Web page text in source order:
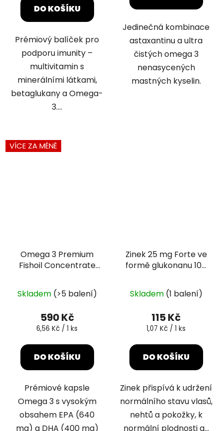
DO KOŠÍKU
Prémiový balíček pro
podporu imunity –
multivitamin s
minerálními látkami,
betaglukany a Omega-
3....
Jedinečná kombinace
astaxantinu a ultra
čistých omega 3
nenasycených
mastných kyselin.
VÍCE ZA MÉNĚ
Omega 3 Premium
Fishoil Concentrate
hodnocení
produktu
je
z
Skladem (>5 balení)
590 Kč
Měrná
6,56 Kč / 1 ks
DO KOŠÍKU
Prémiové kapsle
Omega 3 s vysokým
obsahem EPA (640
mg) a DHA (400 mg)
Zinek 25 mg Forte ve
formě glukonanu 107
Skladem (1 balení)
115 Kč
Měrná
1,07 Kč / 1 ks
DO KOŠÍKU
Zinek přispívá k udržení
normálního stavu vlasů,
nehtů a pokožky, k
normální plodnosti a...